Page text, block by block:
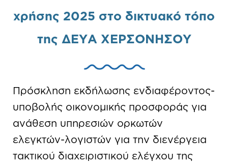
χρήσης 2025 στο δικτυακό τόπο
της ΔΕΥΑ ΧΕΡΣΟΝΗΣΟΥ
Πρόσκληση εκδήλωσης ενδιαφέροντος-
υποβολής οικονομικής προσφοράς για
ανάθεση υπηρεσιών ορκωτών
ελεγκτών-λογιστών για την διενέργεια
τακτικού διαχειριστικού ελέγχου της